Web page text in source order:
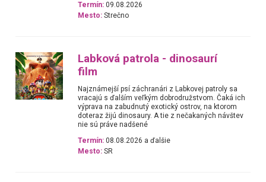
Termín: 09.08.2026
Mesto: Strečno
Labková patrola - dinosaurí
film
Najznámejší psí záchranári z Labkovej patroly sa
vracajú s ďalším veľkým dobrodružstvom. Čaká ich
výprava na zabudnutý exotický ostrov, na ktorom
doteraz žijú dinosaury. A tie z nečakaných návštev
nie sú práve nadšené
Termín: 08.08.2026 a ďalšie
Mesto: SR